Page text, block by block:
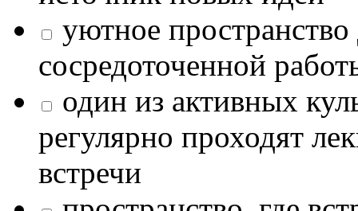
уютное
сосредоточенной
один из активных
регулярно проходят
встречи